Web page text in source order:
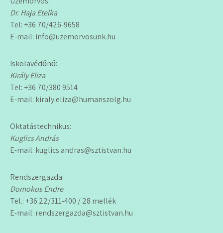
Dr. Haja Etelka
Tel: +36 70/426-9658
E-mail: info@uzemorvosunk.hu
Iskolavédőnő:
Király Eliza
Tel: +36 70/380 9514
E-mail: kiraly.eliza@humanszolg.hu
Oktatástechnikus:
Kuglics András
E-mail: kuglics.andras@sztistvan.hu
Rendszergazda:
Domokos Endre
Tel.: +36 22/311-400 / 28 mellék
E-mail: rendszergazda@sztistvan.hu